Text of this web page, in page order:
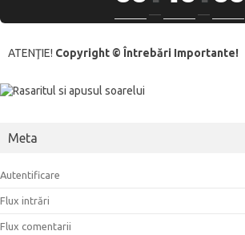
ATENŢIE! Copyright © Întrebări Importante!
Meta
Autentificare
Flux intrări
Flux comentarii